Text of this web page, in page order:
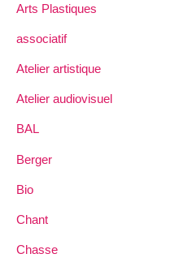
Arts Plastiques
associatif
Atelier artistique
Atelier audiovisuel
BAL
Berger
Bio
Chant
Chasse